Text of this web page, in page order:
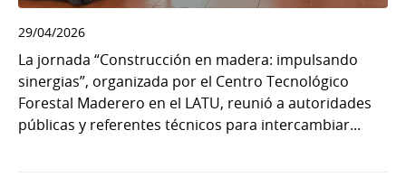
29/04/2026
La jornada “Construcción en madera: impulsando
sinergias”, organizada por el Centro Tecnológico
Forestal Maderero en el LATU, reunió a autoridades
públicas y referentes técnicos para intercambiar...